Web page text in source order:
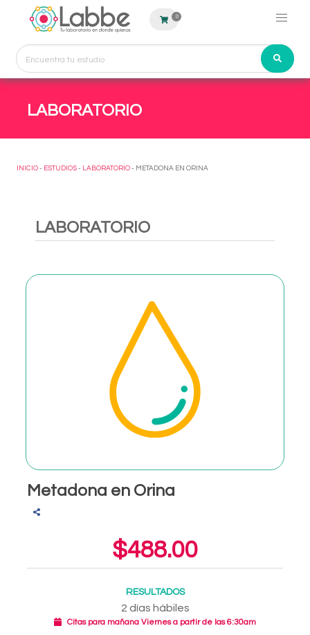
0
LABORATORIO
INICIO - ESTUDIOS - LABORATORIO - METADONA EN ORINA
LABORATORIO
Metadona en Orina
$488.00
RESULTADOS
2 días hábiles
Citas para mañana Viernes a partir de las 6:30am